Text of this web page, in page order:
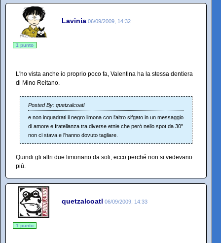
Lavinia 06/09/2009, 14:32
1 punto
L'ho vista anche io proprio poco fa, Valentina ha la stessa dentiera
di Mino Reitano.
Posted By: quetzalcoatl
e non inquadrati il negro limona con l'altro sifgato in un messaggio
di amore e fratellanza tra diverse etnie che però nello spot da 30"
non ci stava e l'hanno dovuto tagliare.
Quindi gli altri due limonano da soli, ecco perché non si vedevano
più.
quetzalcoatl 06/09/2009, 14:33
1 punto